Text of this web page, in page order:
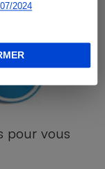
2024
pour vous